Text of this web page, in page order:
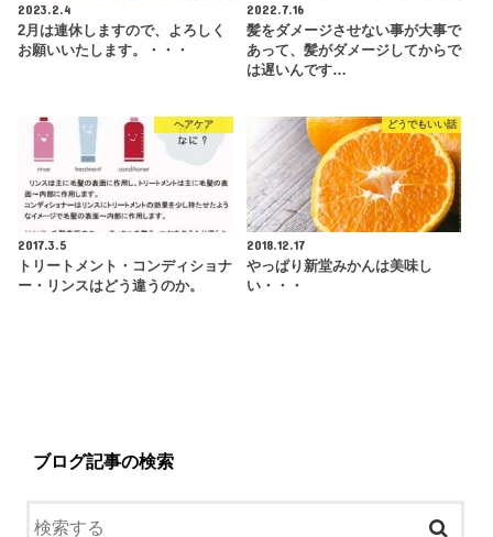
2023.2.4
2月は連休しますので、よろしく
お願いいたします。・・・
2022.7.16
髪をダメージさせない事が大事で
あって、髪がダメージしてからで
は遅いんです…
ヘアケア
2017.3.5
トリートメント・コンディショナ
ー・リンスはどう違うのか。
どうでもいい話
2018.12.17
やっぱり新堂みかんは美味し
い・・・
ブログ記事の検索